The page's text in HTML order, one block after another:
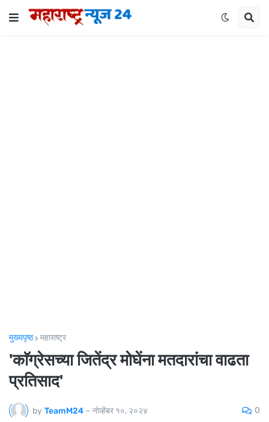
मुख्यपृष्ठ महाराष्ट्र
'काॅग्रेसच्या जितेंद्र मोघेंना मतदारांचा वाढता
प्रतिसाद'
by TeamM24 - नोव्हेंबर १०, २०२४ 0